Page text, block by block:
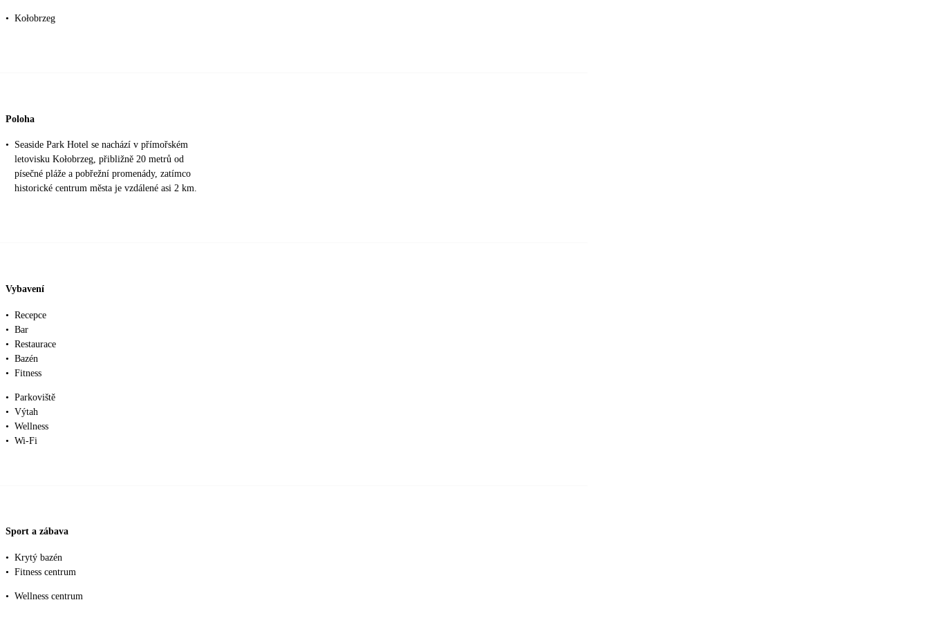
• Kołobrzeg
Poloha
•
Seaside Park Hotel se nachází v přímořském
letovisku Kołobrzeg, přibližně 20 metrů od
písečné pláže a pobřežní promenády, zatímco
historické centrum města je vzdálené asi 2 km.
Vybavení
• Recepce
• Bar
• Restaurace
• Bazén
• Fitness
• Parkoviště
• Výtah
• Wellness
• Wi-Fi
Sport a zábava
• Krytý bazén
• Fitness centrum
• Wellness centrum